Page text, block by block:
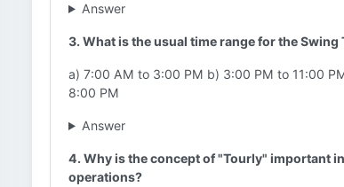
Answer
3. What is the usual time range for the Swing
a) 7:00 AM to 3:00 PM b) 3:00 PM to 11:00
8:00 PM
Answer
4. Why is the concept of "Tourly" important
operations?